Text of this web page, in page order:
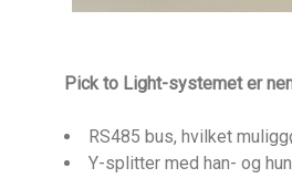
Pick to Light-systemet er
RS485 bus, hvilket
Y-splitter med han- og